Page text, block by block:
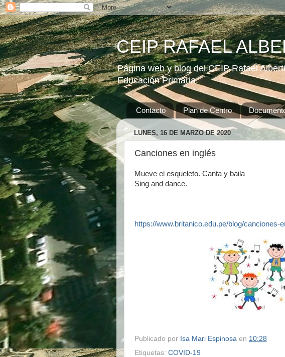
CEIP RAFAEL
Página web y blog del CEIP Rafael
Educación Primaria.
Contacto Plan de Centro
LUNES, 16 DE MARZO DE 2020
Canciones en inglés
Mueve el esqueleto. Canta y baila
Sing and dance.
https://www.britanico.edu.pe/blog/canciones-
Publicado por Isa Mari Espinosa en 10:28
Etiquetas: COVID-19